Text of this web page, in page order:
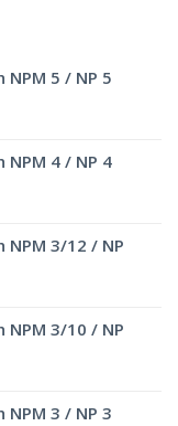
NPM 5 / NP 5
NPM 4 / NP 4
NPM 3/12 / NP
NPM 3/10 / NP
NPM 3 / NP 3